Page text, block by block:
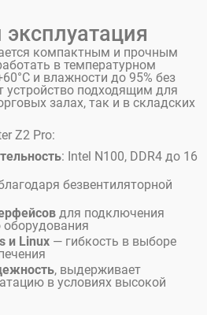
компактным и прочным
в температурном
и влажности до 95% без
устройство подходящим для
залах, так и в складских
Z2 Pro:
: Intel N100, DDR4 до 16
безвентиляторной
для подключения
оборудования
и Linux — гибкость в выборе
, выдерживает
в условиях высокой